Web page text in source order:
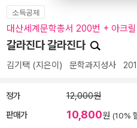
소득공제
대산세계문학총서 200번 + 아크
갈라진다 갈라진다
김기택 (지은이) 문학과지성사
정가 12,000원
판매가 10,800원 (10%